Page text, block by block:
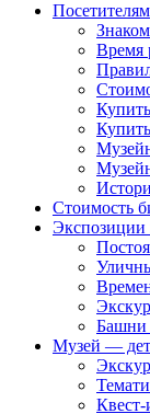
Посетителям
Время
Стоимость
Экспозиции
Башни
Музей —
Квест-